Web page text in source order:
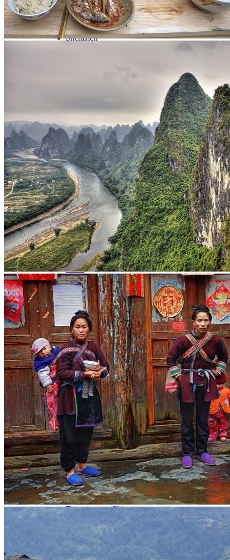
Ile d’Hainan 海南
Macao 澳门
Taïwan 台湾
Shenzhen
Tibet 西藏
Circuits
Organisation
Circuits sur mesure
Nos Petits Groupes
Ambiance
Classique et incontournables
Culture & expériences
Nature et grands paysages
Famille et enfants
Trekking et aventure
Luxe et exception
Où et quand partir ?
Printemps
Eté
Automne
Hiver
Infos pratiques
Notre agence
Notre agence en Chine
Réseau Asian Roads
Garanties et engagements Asian Roads
Avis de nos voyageurs
Voyages d’affaires en Chine
Voyage scolaire et culturel en Chine
La Chine & ses secrets
Présentation de la Chine
Cuisines de Chine
Les Minorités Ethniques Chinoises
Fêtes traditionnelles & vacances en Chine
Les signes astrologiques Chinois
Les plus belles montagnes de Chine
Les plus belles balades de Chine
La Chine vue du ciel
Visiter la Chine pour voir le monde
Les langues en Chine : une étonnante diversité
Préparer son voyage en Chine
Notre sélection d’hôtels en Chine
Météo & climat
Obtention Visa Voyage Chine
Comment communiquer depuis la Chine ?
Maîtrisez les mots essentiels
Transports en Chine
Vols directs vers la Chine
Voyager en train
Voyager en Chine avec votre drone
Vaccins pour votre voyage en Chine
Mal des montagnes